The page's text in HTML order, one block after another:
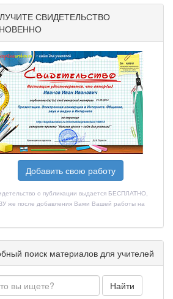
СВИДЕТЕЛЬСТВО
Добавить свою работу
о публикации выдается БЕСПЛАТНО,
же после добавления Вами Вашей работы на
поиск материалов для учителей
Найти